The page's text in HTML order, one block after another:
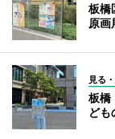
板橋
原画
見る
板橋
ども